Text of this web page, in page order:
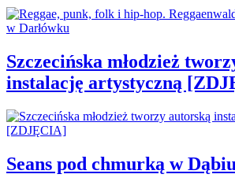
Szczecińska młodzież
instalację artystyczną
Seans pod chmurką w Dąbiu